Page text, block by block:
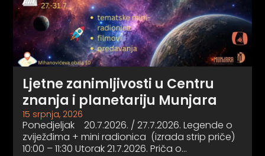
Ljetne zanimljivosti u Centru
znanja i planetariju Munjara
15 srpnja, 2026
Ponedjeljak 20.7.2026. / 27.7.2026. Legende o
zviježđima + mini radionica (izrada strip priče)
10:00 – 11:30 Utorak 21.7.2026. Priča o…